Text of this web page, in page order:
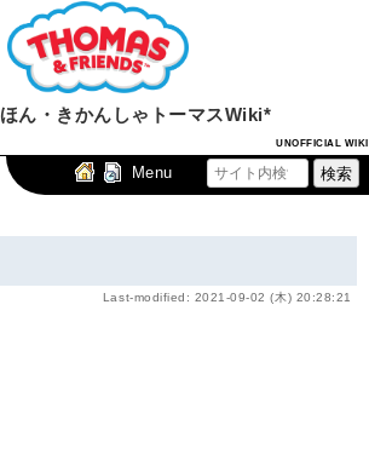
ん・きかんしゃトーマスWiki*
UNOFFICIAL WIKI
Menu
Last-modified: 2021-09-02 (木) 20:28:21